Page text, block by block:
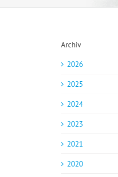
Archiv
2026
2025
2024
2023
2021
2020